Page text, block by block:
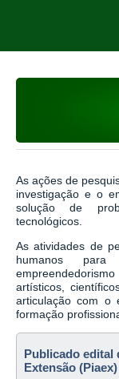
As ações de
investigação e o
solução de
tecnológicos.
As atividades de
humanos
artísticos,
articulação com o
formação
Publicado edital
Extensão